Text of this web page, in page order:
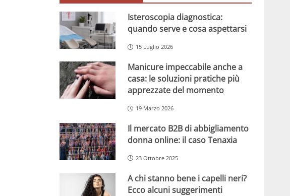
Isteroscopia diagnostica:
quando serve e cosa aspettarsi
15 Luglio 2026
Manicure impeccabile anche a
casa: le soluzioni pratiche più
apprezzate del momento
19 Marzo 2026
Il mercato B2B di abbigliamento
donna online: il caso Tenaxia
23 Ottobre 2025
A chi stanno bene i capelli neri?
Ecco alcuni suggerimenti